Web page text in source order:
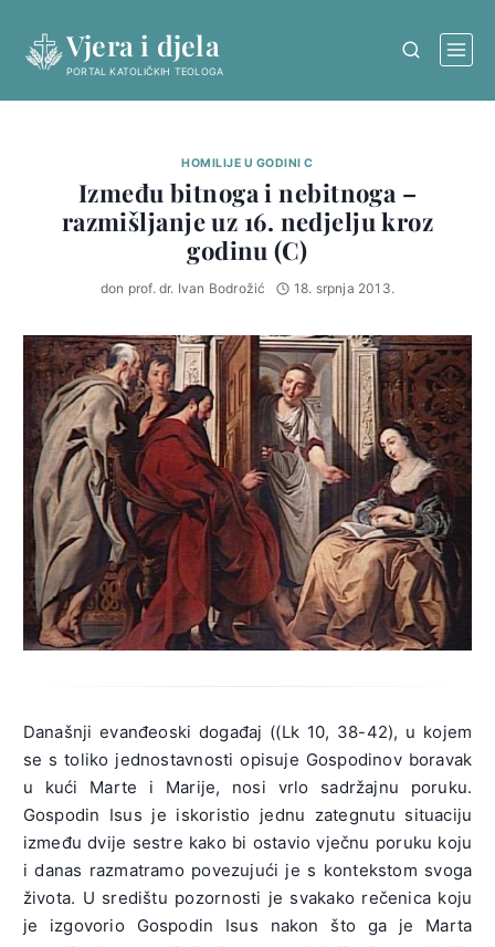
content
Vjera i djela
PORTAL KATOLIČKIH TEOLOGA
HOMILIJE U GODINI C
Između bitnoga i nebitnoga –
razmišljanje uz 16. nedjelju kroz
godinu (C)
don prof. dr. Ivan Bodrožić 18. srpnja 2013.
Današnji evanđeoski događaj ((Lk 10, 38-42), u kojem
se s toliko jednostavnosti opisuje Gospodinov boravak
u kući Marte i Marije, nosi vrlo sadržajnu poruku.
Gospodin Isus je iskoristio jednu zategnutu situaciju
između dvije sestre kako bi ostavio vječnu poruku koju
i danas razmatramo povezujući je s kontekstom svoga
života. U središtu pozornosti je svakako rečenica koju
je izgovorio Gospodin Isus nakon što ga je Marta